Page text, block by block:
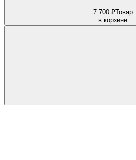
7 700 ₽Товар
в корзине